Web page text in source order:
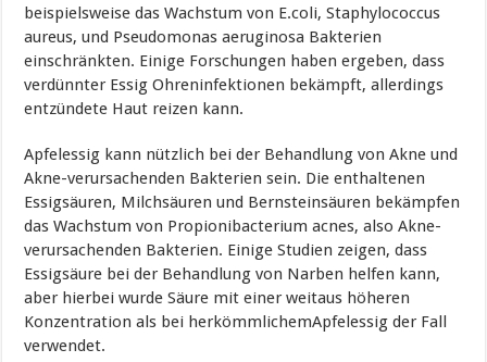
beispielsweise das Wachstum von E.coli, Staphylococcus
aureus, und Pseudomonas aeruginosa Bakterien
einschränkten. Einige Forschungen haben ergeben, dass
verdünnter Essig Ohreninfektionen bekämpft, allerdings
entzündete Haut reizen kann.
Apfelessig kann nützlich bei der Behandlung von Akne und
Akne-verursachenden Bakterien sein. Die enthaltenen
Essigsäuren, Milchsäuren und Bernsteinsäuren bekämpfen
das Wachstum von Propionibacterium acnes, also Akne-
verursachenden Bakterien. Einige Studien zeigen, dass
Essigsäure bei der Behandlung von Narben helfen kann,
aber hierbei wurde Säure mit einer weitaus höheren
Konzentration als bei herkömmlichemApfelessig der Fall
verwendet.